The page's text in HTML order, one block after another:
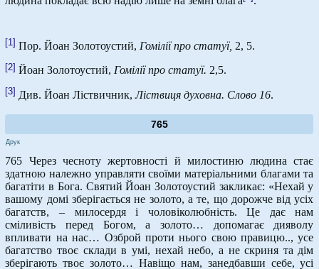
[1] Пор. Йоан Золотоустий, Гомілії про статуї, 2, 5.
[2] Йоан Золотоустий,Гомілії про статуї. 2,5.
[3] Див. Йоан Ліствичник,Ліствиця духовна. Слово 16.
765
Друк
765 Через чесноту жертовності й милостиню людина стає
здатною належно управляти своїми матеріальними благами та
багатіти в Бога. Святий Йоан Золотоустий закликає: «Нехай у
вашому домі зберігається не золото, а те, що дорожче від усіх
багатств, – милосердя і чоловіколюбність. Це дає нам
сміливість перед Богом, а золото… допомагає дияволу
впливати на нас… Озброй проти нього свою правицю.., усе
багатство твоє склади в умі, нехай небо, а не скриня та дім
зберігають твоє золото… Навіщо нам, занедбавши себе, усі